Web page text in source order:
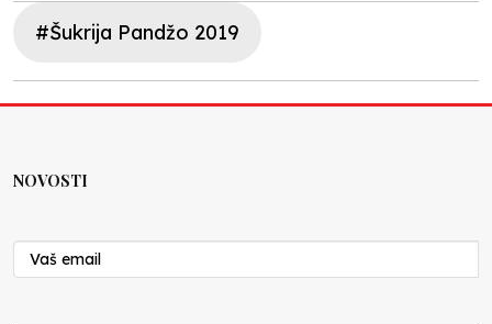
#Šukrija Pandžo 2019
NOVOSTI